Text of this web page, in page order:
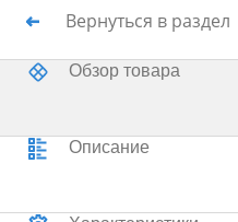
Вернуться в раздел
Обзор товара
Описание